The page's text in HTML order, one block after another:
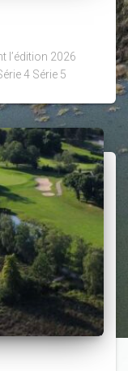
l’édition 2026
4 Série 5